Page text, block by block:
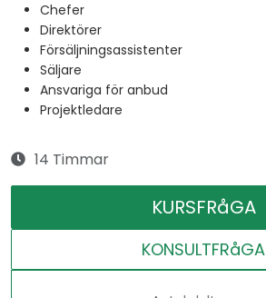
Chefer
Direktörer
Försäljningsassistenter
Säljare
Ansvariga för anbud
Projektledare
14 Timmar
KURSFRåGA
KONSULTFRåGA